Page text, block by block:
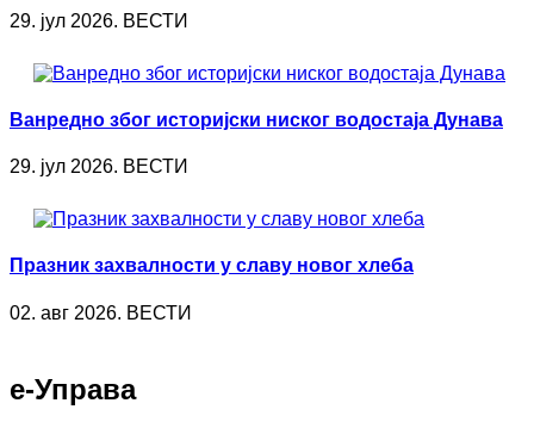
29. јул 2026. ВЕСТИ
Ванредно због историјски ниског водостаја Дунава
29. јул 2026. ВЕСТИ
Празник захвалности у славу новог хлеба
02. авг 2026. ВЕСТИ
е-Управа